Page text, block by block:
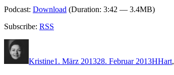
Podcast: Download (Duration: 3:42 — 3.4MB)
Subscribe: RSS
Kristine1. März 201328. Februar 2013HHart,